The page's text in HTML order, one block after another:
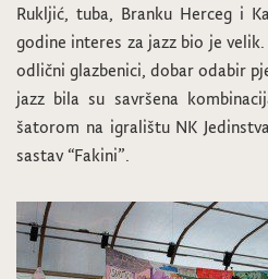
Rukljić, tuba, Branku Herceg i
godine interes za jazz bio je
odlični glazbenici, dobar odabir
jazz bila su savršena
šatorom na igralištu NK
sastav “Fakini”.